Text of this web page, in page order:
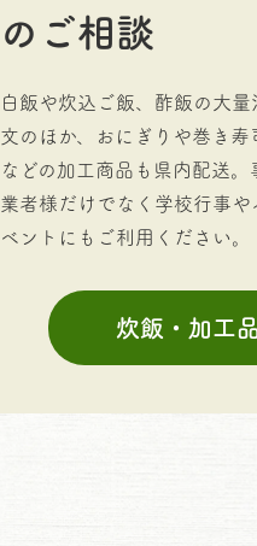
のご相談
白飯や炊込ご飯、酢飯の大量
文のほか、おにぎりや巻き寿
などの加工商品も県内配送。
業者様だけでなく学校行事や
ベントにもご利用ください。
炊飯・加工